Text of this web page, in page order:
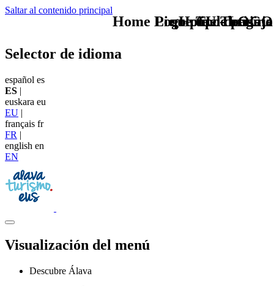
Saltar al contenido principal
TU - LOGO
Selector de idioma
español es
ES |
euskara eu
EU |
français fr
FR |
english en
EN
Visualización del menú
Descubre Álava
que tipo de viaje
Home Logo pie de página
Pie Home Turismo